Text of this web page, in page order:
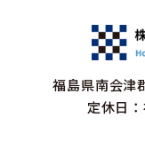
福島県南会津
定休日